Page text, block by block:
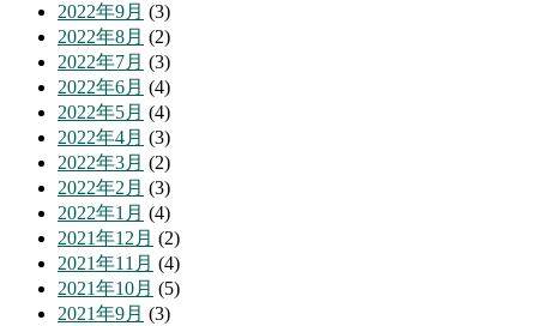
2022年9月 (3)
2022年8月 (2)
2022年7月 (3)
2022年6月 (4)
2022年5月 (4)
2022年4月 (3)
2022年3月 (2)
2022年2月 (3)
2022年1月 (4)
2021年12月 (2)
2021年11月 (4)
2021年10月 (5)
2021年9月 (3)